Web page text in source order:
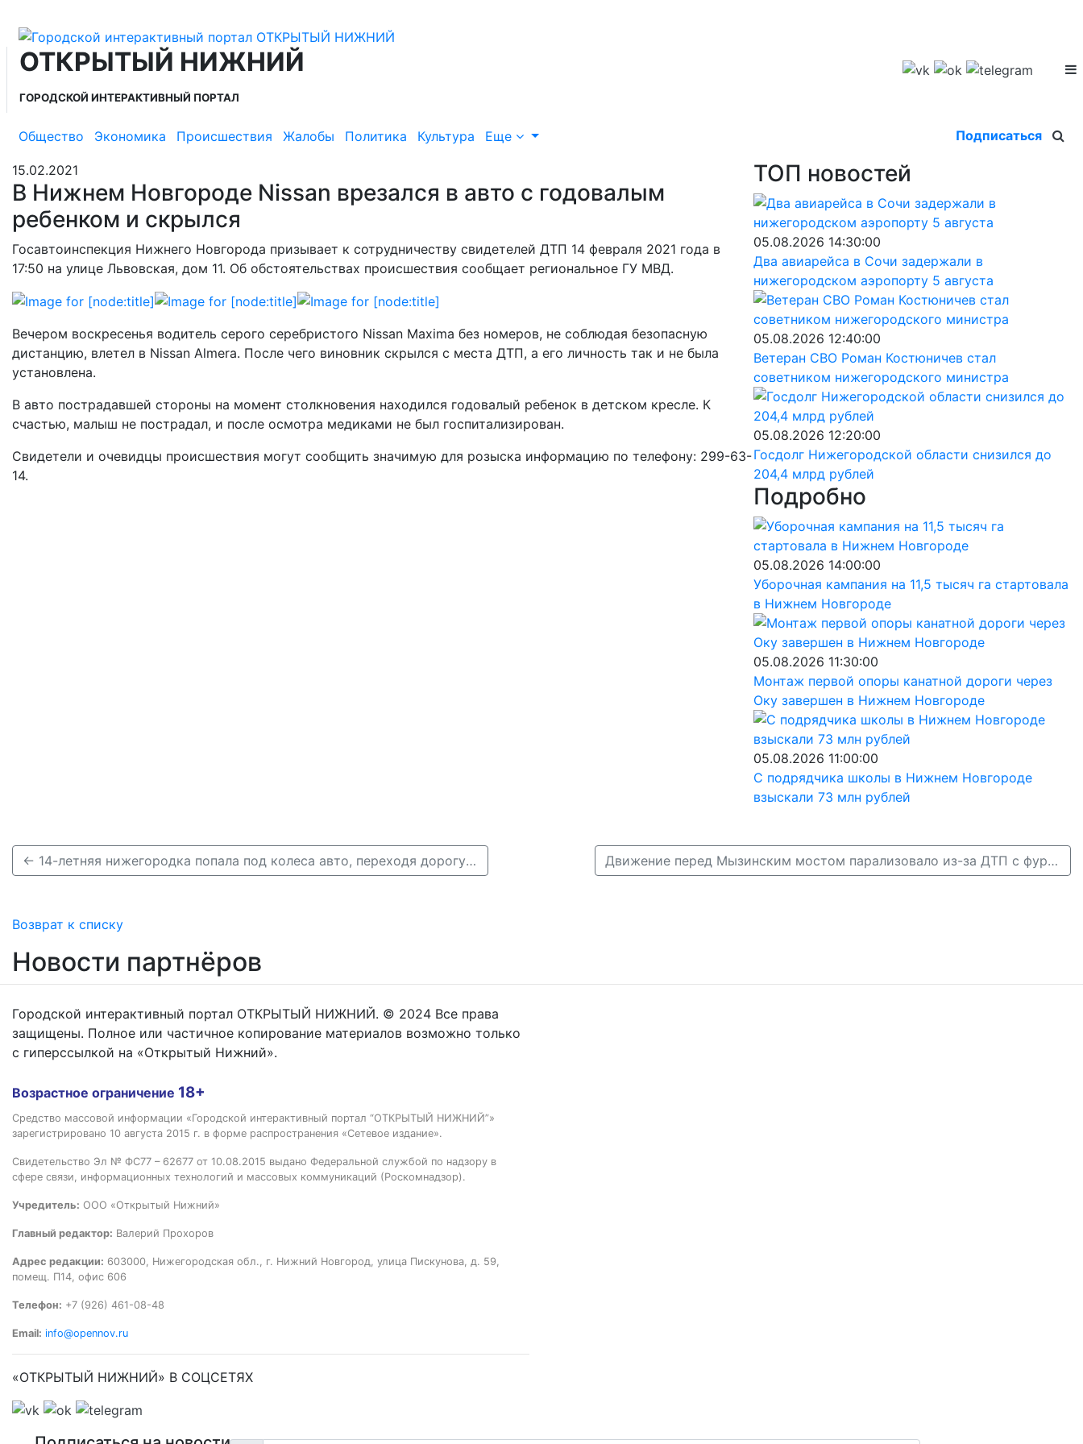
ОТКРЫТЫЙ НИЖНИЙ
ГОРОДСКОЙ ИНТЕРАКТИВНЫЙ ПОРТАЛ
Общество Экономика Происшествия Жалобы Политика Культура Еще Подписаться
15.02.2021
В Нижнем Новгороде Nissan врезался в авто с годовалым
ребенком и скрылся
Госавтоинспекция Нижнего Новгорода призывает к сотрудничеству свидетелей ДТП 14 февраля 2021 года в
17:50 на улице Львовская, дом 11. Об обстоятельствах происшествия сообщает региональное ГУ МВД.
Вечером воскресенья водитель серого серебристого Nissan Maxima без номеров, не соблюдая безопасную
дистанцию, влетел в Nissan Almera. После чего виновник скрылся с места ДТП, а его личность так и не была
установлена.
В авто пострадавшей стороны на момент столкновения находился годовалый ребенок в детском кресле. К
счастью, малыш не пострадал, и после осмотра медиками не был госпитализирован.
Свидетели и очевидцы происшествия могут сообщить значимую для розыска информацию по телефону: 299-63-
14.
ТОП новостей
05.08.2026 14:30:00
Два авиарейса в Сочи задержали в
нижегородском аэропорту 5 августа
05.08.2026 12:40:00
Ветеран СВО Роман Костюничев стал
советником нижегородского министра
05.08.2026 12:20:00
Госдолг Нижегородской области снизился до
204,4 млрд рублей
Подробно
05.08.2026 14:00:00
Уборочная кампания на 11,5 тысяч га стартовала
в Нижнем Новгороде
05.08.2026 11:30:00
Монтаж первой опоры канатной дороги через
Оку завершен в Нижнем Новгороде
05.08.2026 11:00:00
С подрядчика школы в Нижнем Новгороде
взыскали 73 млн рублей
← 14-летняя нижегородка попала под колеса авто, переходя дорогу на красный свет Движение перед Мызинским мостом парализовало из-за ДТП с фурой →
Возврат к списку
Новости партнёров
Городской интерактивный портал ОТКРЫТЫЙ НИЖНИЙ. © 2024 Все права
защищены. Полное или частичное копирование материалов возможно только
с гиперссылкой на «Открытый Нижний».
Возрастное ограничение 18+
Средство массовой информации «Городской интерактивный портал “ОТКРЫТЫЙ НИЖНИЙ”»
зарегистрировано 10 августа 2015 г. в форме распространения «Сетевое издание».
Свидетельство Эл № ФС77 – 62677 от 10.08.2015 выдано Федеральной службой по надзору в
сфере связи, информационных технологий и массовых коммуникаций (Роскомнадзор).
Учредитель: ООО «Открытый Нижний»
Главный редактор: Валерий Прохоров
Адрес редакции: 603000, Нижегородская обл., г. Нижний Новгород, улица Пискунова, д. 59,
помещ. П14, офис 606
Телефон: +7 (926) 461-08-48
Email: info@opennov.ru
«ОТКРЫТЫЙ НИЖНИЙ» В СОЦСЕТЯХ